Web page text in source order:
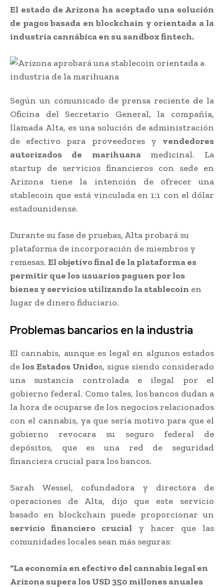
El estado de Arizona ha aceptado una solución
de pagos basada en blockchain y orientada a la
industria cannábica en su sandbox fintech.
Según un comunicado de prensa reciente de la
Oficina del Secretario General, la compañía,
llamada Alta, es una solución de administración
de efectivo para proveedores y vendedores
autorizados de marihuana medicinal. La
startup de servicios financieros con sede en
Arizona tiene la intención de ofrecer una
stablecoin que está vinculada en 1:1 con el dólar
estadounidense.
Durante su fase de pruebas, Alta probará su
plataforma de incorporación de miembros y
remesas. El objetivo final de la plataforma es
permitir que los usuarios paguen por los
bienes y servicios utilizando la stablecoin en
lugar de dinero fiduciario.
Problemas bancarios en la industria
El cannabis, aunque es legal en algunos estados
de los Estados Unidos, sigue siendo considerado
una sustancia controlada e ilegal por el
gobierno federal. Como tales, los bancos dudan a
la hora de ocuparse de los negocios relacionados
con el cannabis, ya que sería motivo para que el
gobierno revocara su seguro federal de
depósitos, que es una red de seguridad
financiera crucial para los bancos.
Sarah Wessel, cofundadora y directora de
operaciones de Alta, dijo que este servicio
basado en blockchain puede proporcionar un
servicio financiero crucial y hacer que las
comunidades locales sean más seguras:
“La economía en efectivo del cannabis legal en
Arizona supera los USD 350 millones anuales